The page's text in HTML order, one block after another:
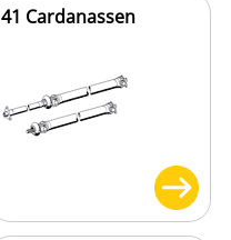
41 Cardanassen